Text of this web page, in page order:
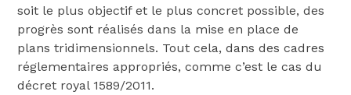
soit le plus objectif et le plus concret possible, des
progrès sont réalisés dans la mise en place de
plans tridimensionnels. Tout cela, dans des cadres
réglementaires appropriés, comme c’est le cas du
décret royal 1589/2011.